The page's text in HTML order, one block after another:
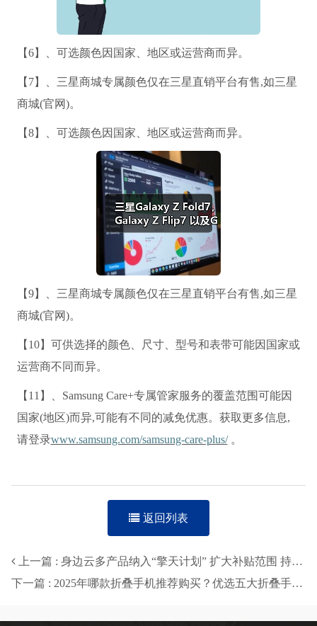
【6】、可选颜色因国家、地区或运营商而异。
【7】、三星商城专属颜色仅在三星直销平台有售,如三星
商城(官网)。
【8】、可选颜色因国家、地区或运营商而异。
【9】、三星商城专属颜色仅在三星直销平台有售,如三星
商城(官网)。
【10】可供选择的颜色、尺寸、型号和表带可能因国家或
运营商不同而异。
【11】、Samsung Care+专属管家服务的覆盖范围可能因
国家(地区)而异,可能有不同的减免优惠。获取更多信息,
请登录www.samsung.com/samsung-care-plus/。
返回列表
上一篇 : 身边云多产品纳入“擎天计划” 扩大补贴范围 持续回馈市场
下一篇 : 2025年哪款折叠手机推荐购买？优选五大折叠手机推荐